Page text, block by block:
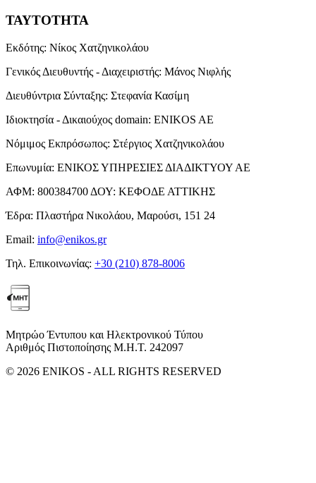
ΤΑΥΤΟΤΗΤΑ
Εκδότης: Νίκος Χατζηνικολάου
Γενικός Διευθυντής - Διαχειριστής: Μάνος Νιφλής
Διευθύντρια Σύνταξης: Στεφανία Κασίμη
Ιδιοκτησία - Δικαιούχος domain: ENIKOS AE
Νόμιμος Εκπρόσωπος: Στέργιος Χατζηνικολάου
Επωνυμία: ΕΝΙΚΟΣ ΥΠΗΡΕΣΙΕΣ ΔΙΑΔΙΚΤΥΟΥ ΑΕ
ΑΦΜ: 800384700 ΔΟΥ: ΚΕΦΟΔΕ ΑΤΤΙΚΗΣ
Έδρα: Πλαστήρα Νικολάου, Μαρούσι, 151 24
Email: info@enikos.gr
Τηλ. Επικοινωνίας: +30 (210) 878-8006
Μητρώο Έντυπου και Ηλεκτρονικού Τύπου
Αριθμός Πιστοποίησης Μ.Η.Τ. 242097
© 2026 ENIKOS - ALL RIGHTS RESERVED